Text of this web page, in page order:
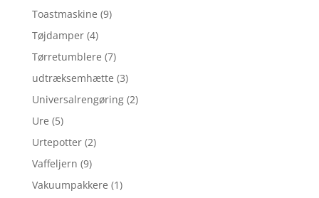
Toastmaskine (9)
Tøjdamper (4)
Tørretumblere (7)
udtræksemhætte (3)
Universalrengøring (2)
Ure (5)
Urtepotter (2)
Vaffeljern (9)
Vakuumpakkere (1)